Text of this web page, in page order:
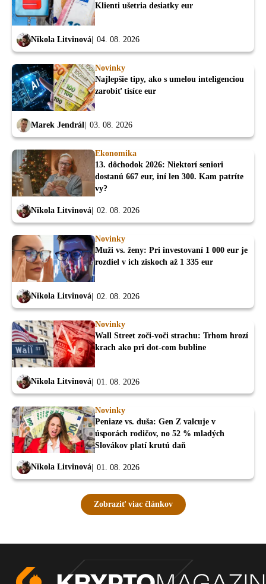
Klienti ušetria desiatky eur
Nikola Litvinová 04. 08. 2026
Novinky
Najlepšie tipy, ako s umelou inteligenciou
zarobiť tisíce eur
Marek Jendrál 03. 08. 2026
Ekonomika
13. dôchodok 2026: Niektorí seniori
dostanú 667 eur, iní len 300. Kam patríte
vy?
Nikola Litvinová 02. 08. 2026
Novinky
Muži vs. ženy: Pri investovaní 1 000 eur je
rozdiel v ich ziskoch až 1 335 eur
Nikola Litvinová 02. 08. 2026
Novinky
Wall Street zoči-voči strachu: Trhom hrozí
krach ako pri dot-com bubline
Nikola Litvinová 01. 08. 2026
Novinky
Peniaze vs. duša: Gen Z valcuje v
úsporách rodičov, no 52 % mladých
Slovákov platí krutú daň
Nikola Litvinová 01. 08. 2026
Zobraziť viac článkov